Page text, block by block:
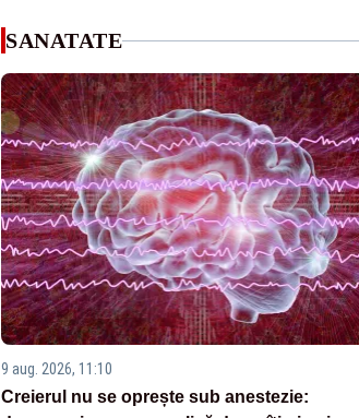
SANATATE
9 aug. 2026, 11:10
Creierul nu se oprește sub anestezie: